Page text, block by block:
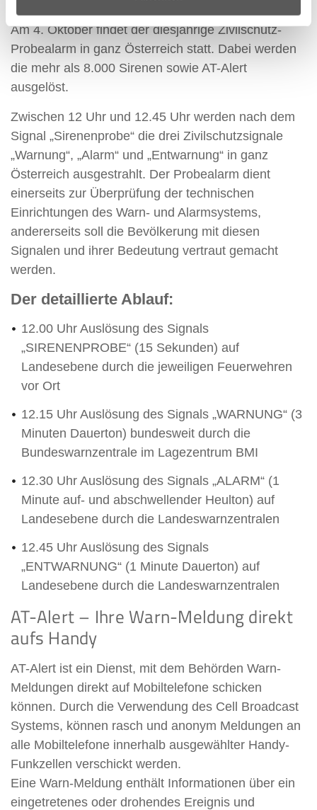
Am 4. Oktober findet der diesjährige Zivilschutz-
Probealarm in ganz Österreich statt. Dabei werden
die mehr als 8.000 Sirenen sowie AT-Alert
ausgelöst.
Zwischen 12 Uhr und 12.45 Uhr werden nach dem
Signal „Sirenenprobe“ die drei Zivilschutzsignale
„Warnung“, „Alarm“ und „Entwarnung“ in ganz
Österreich ausgestrahlt. Der Probealarm dient
einerseits zur Überprüfung der technischen
Einrichtungen des Warn- und Alarmsystems,
andererseits soll die Bevölkerung mit diesen
Signalen und ihrer Bedeutung vertraut gemacht
werden.
Der detaillierte Ablauf:
12.00 Uhr Auslösung des Signals
„SIRENENPROBE“ (15 Sekunden) auf
Landesebene durch die jeweiligen Feuerwehren
vor Ort
12.15 Uhr Auslösung des Signals „WARNUNG“ (3
Minuten Dauerton) bundesweit durch die
Bundeswarnzentrale im Lagezentrum BMI
12.30 Uhr Auslösung des Signals „ALARM“ (1
Minute auf- und abschwellender Heulton) auf
Landesebene durch die Landeswarnzentralen
12.45 Uhr Auslösung des Signals
„ENTWARNUNG“ (1 Minute Dauerton) auf
Landesebene durch die Landeswarnzentralen
AT-Alert – Ihre Warn-Meldung direkt
aufs Handy
AT-Alert ist ein Dienst, mit dem Behörden Warn-
Meldungen direkt auf Mobiltelefone schicken
können. Durch die Verwendung des Cell Broadcast
Systems, können rasch und anonym Meldungen an
alle Mobiltelefone innerhalb ausgewählter Handy-
Funkzellen verschickt werden.
Eine Warn-Meldung enthält Informationen über ein
eingetretenes oder drohendes Ereignis und